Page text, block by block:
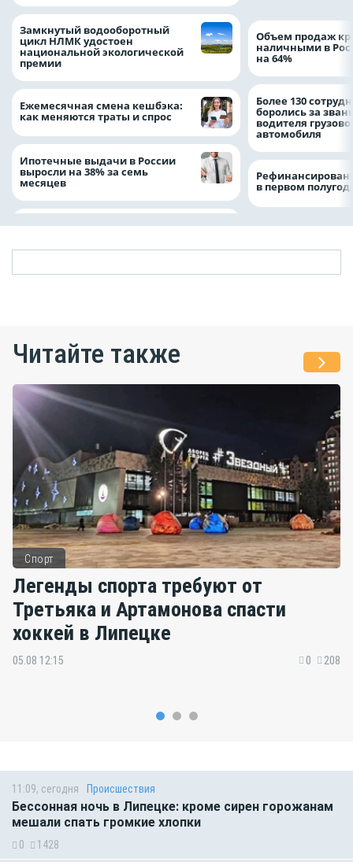
Замкнутый водооборотный
цикл НЛМК удостоен
национальной экологической
премии
Ежемесячная смена кешбэка:
как меняются траты и спрос
Ипотечные выдачи в России
выросли на 38% за семь
месяцев
Объем продаж
наличными в
на 64%
Более 130
боролись за
водителя
автомобиля
в первом
Читайте также
Спорт
Легенды спорта требуют от
Третьяка и Артамонова спасти
хоккей в Липецке
05.08 12:15 0 208
11:09, сегодня Происшествия
Бессонная ночь в Липецке: кроме сирен горожанам
мешали спать громкие хлопки
0 1428